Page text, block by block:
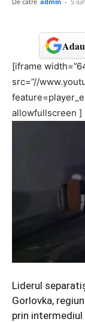
[iframe
src=”//
allowfullscreen ]
Liderul
Gorlovka,
prin